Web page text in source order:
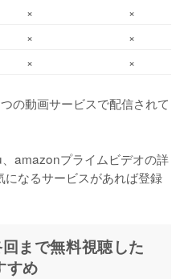
×
×
×
×
× ×
の動画サービスで配信されて
amazonプライムビデオの詳
なるサービスがあれば登録
まで無料視聴した
すめ